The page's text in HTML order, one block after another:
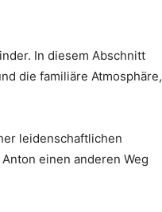
In diesem Abschnitt
die familiäre Atmosphäre,
leidenschaftlichen
einen anderen Weg